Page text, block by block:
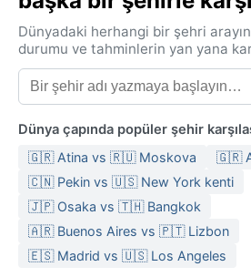
Dünyadaki herhangi bir şehri arayın
durumu ve tahminlerin yan yana
Dünya çapında popüler şehir
🇬🇷 Atina vs 🇷🇺 Moskova
🇬🇷
🇨🇳 Pekin vs 🇺🇸 New York kenti
🇯🇵 Osaka vs 🇹🇭 Bangkok
🇦🇷 Buenos Aires vs 🇵🇹 Lizbon
🇪🇸 Madrid vs 🇺🇸 Los Angeles